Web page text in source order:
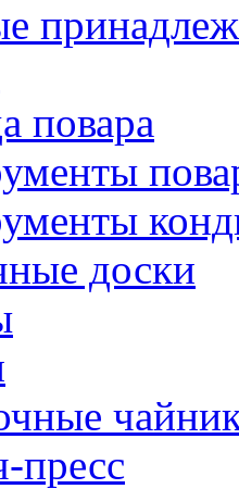
повара
доски
пресс